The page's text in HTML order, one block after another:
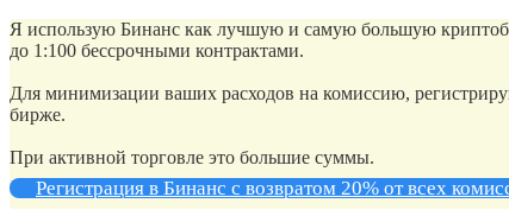
Я использую Бинанс как лучшую и самую большую
до 1:100 бессрочными контрактами.
Для минимизации ваших расходов на комиссию,
бирже.
При активной торговле это большие суммы.
Регистрация в Бинанс с возвратом 20% от всех